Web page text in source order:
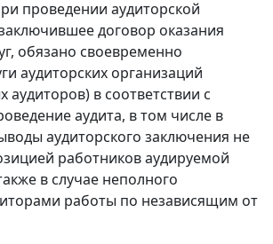
проведении аудиторской
договор оказания
обязано своевременно
аудиторских организаций
аудиторов) в соответствии с
аудита, в том числе в
аудиторского заключения не
работников аудируемой
в случае неполного
работы по независящим от